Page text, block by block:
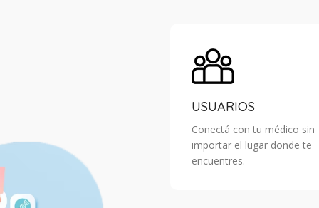
USUARIOS
Conectá con tu médico sin
importar el lugar donde te
encuentres.